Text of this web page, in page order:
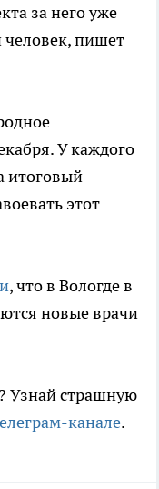
за него уже
человек, пишет
У каждого
итоговый
этот
, что в Вологде в
новые врачи
Узнай страшную
канале.